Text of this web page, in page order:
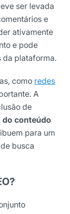
ser levada
e
ativamente
e pode
da plataforma.
como redes
A
de
do conteúdo
para um
busca